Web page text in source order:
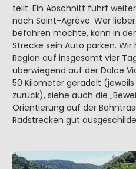
teilt. Ein Abschnitt führt
nach Saint-Agrève. Wer
befahren möchte, kann in
Strecke sein Auto parken.
Region auf insgesamt vier
überwiegend auf der Dolce
50 Kilometer geradelt
zurück), siehe auch die
Orientierung auf der
Radstrecken gut